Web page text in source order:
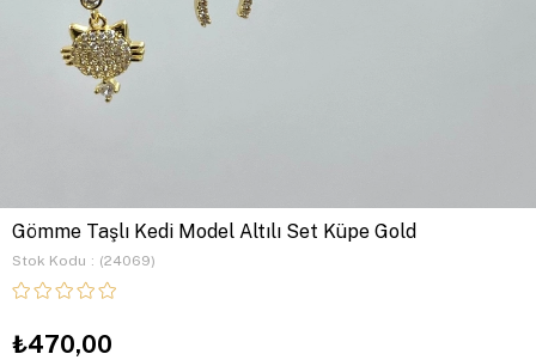
Gömme Taşlı Kedi Model Altılı Set Küpe Gold
Stok Kodu (24069)
₺470,00